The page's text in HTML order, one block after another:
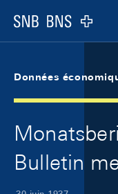
Logo
Données
Bulletin